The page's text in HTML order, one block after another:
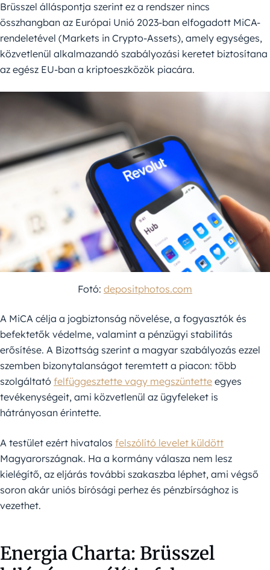
Brüsszel álláspontja szerint ez a rendszer nincs
összhangban az Európai Unió 2023-ban elfogadott MiCA-
rendeletével (Markets in Crypto-Assets), amely egységes,
közvetlenül alkalmazandó szabályozási keretet biztosítana
az egész EU-ban a kriptoeszközök piacára.
Fotó: depositphotos.com
A MiCA célja a jogbiztonság növelése, a fogyasztók és
befektetők védelme, valamint a pénzügyi stabilitás
erősítése. A Bizottság szerint a magyar szabályozás ezzel
szemben bizonytalanságot teremtett a piacon: több
szolgáltató felfüggesztette vagy megszüntette egyes
tevékenységeit, ami közvetlenül az ügyfeleket is
hátrányosan érintette.
A testület ezért hivatalos felszólító levelet küldött
Magyarországnak. Ha a kormány válasza nem lesz
kielégítő, az eljárás további szakaszba léphet, ami végső
soron akár uniós bírósági perhez és pénzbírsághoz is
vezethet.
Energia Charta: Brüsszel